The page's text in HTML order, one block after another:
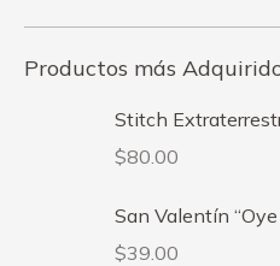
Productos más
Stitch
$80.00
San Valentín “Oye
$39.00